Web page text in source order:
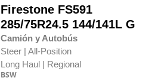
Firestone FS591
285/75R24.5 144/141L G
Camión y Autobús
Steer | All-Position
Long Haul |
Regional
BSW